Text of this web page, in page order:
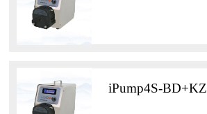
iPump4S-BD+KZ